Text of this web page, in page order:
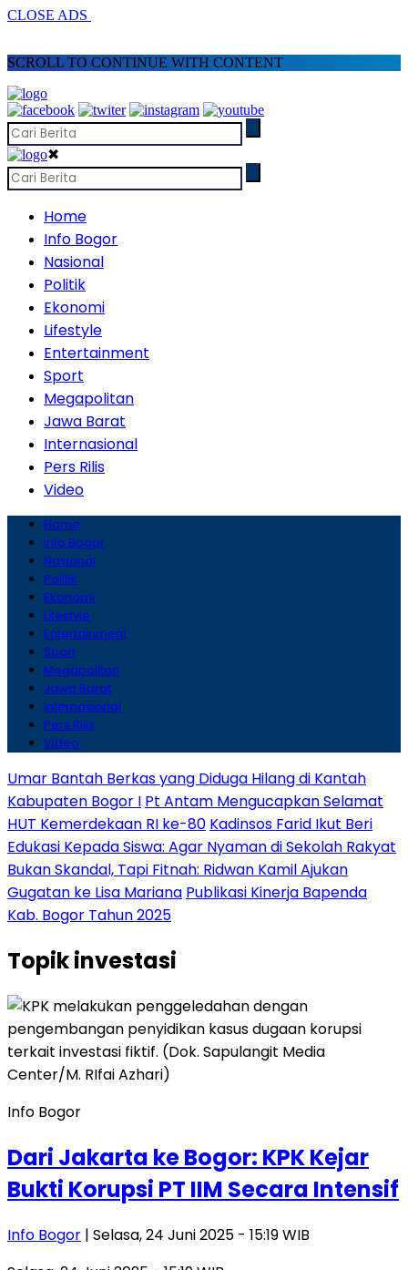
CLOSE ADS
SCROLL TO CONTINUE WITH CONTENT
✖
Home
Info Bogor
Nasional
Politik
Ekonomi
Lifestyle
Entertainment
Sport
Megapolitan
Jawa Barat
Internasional
Pers Rilis
Video
Home
Info Bogor
Nasional
Politik
Ekonomi
Lifestyle
Entertainment
Sport
Megapolitan
Jawa Barat
Internasional
Pers Rilis
Video
Umar Bantah Berkas yang Diduga Hilang di Kantah
Kabupaten Bogor I Pt Antam Mengucapkan Selamat
HUT Kemerdekaan RI ke-80 Kadinsos Farid Ikut Beri
Edukasi Kepada Siswa: Agar Nyaman di Sekolah Rakyat
Bukan Skandal, Tapi Fitnah: Ridwan Kamil Ajukan
Gugatan ke Lisa Mariana Publikasi Kinerja Bapenda
Kab. Bogor Tahun 2025
Topikinvestasi
Info Bogor
Dari Jakarta ke Bogor: KPK Kejar
Bukti Korupsi PT IIM Secara Intensif
Info Bogor | Selasa, 24 Juni 2025 - 15:19 WIB